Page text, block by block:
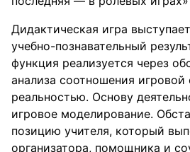
Дидактическая игра
учебно-познавательный
функция реализуется через
анализа соотношения игровой
реальностью. Основу
игровое моделирование.
позицию учителя, который
организатора, помощника и